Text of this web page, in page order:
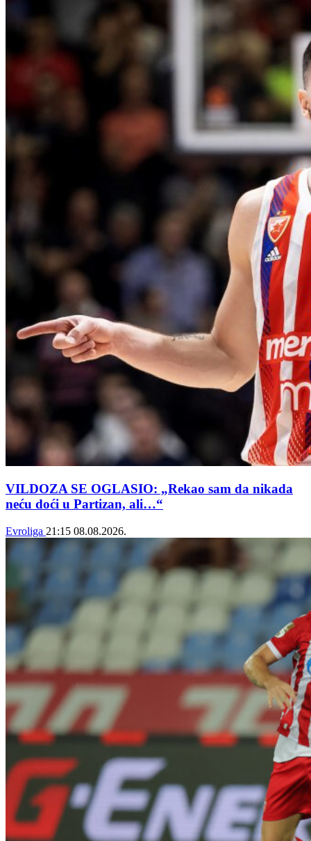
VILDOZA SE OGLASIO: „Rekao sam da nikada
neću doći u Partizan, ali…“
Evroliga 21:15 08.08.2026.